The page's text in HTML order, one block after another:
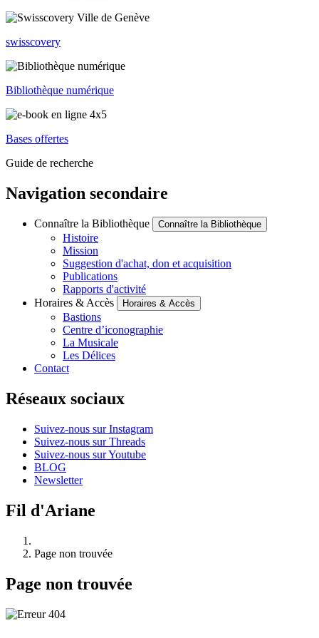
swisscovery
Bibliothèque numérique
Bases offertes
Guide de recherche
Navigation secondaire
Connaître la Bibliothèque Connaître la Bibliothèque
Histoire
Mission
Suggestion d'achat, don et acquisition
Publications
Rapports d'activité
Horaires & Accès
Horaires & Accès
Bastions
Centre d’iconographie
La Musicale
Les Délices
Contact
Réseaux sociaux
Suivez-nous sur Instagram
Suivez-nous sur Threads
Suivez-nous sur Youtube
BLOG
Newsletter
Fil d'Ariane
Page non trouvée
Page non trouvée